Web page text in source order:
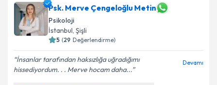
Psk. Merve Çengeloğlu Metin
Psikoloji
İstanbul, Şişli
5 (29 Değerlendirme)
İnsanlar tarafından haksızlığa uğradığımı
hissediyordum. . . Merve hocam daha...
Devamı